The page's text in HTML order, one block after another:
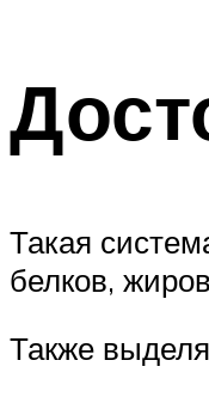
Такая
белков,
Также